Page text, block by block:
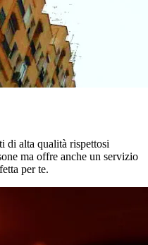
di alta qualità rispettosi
ma offre anche un servizio
per te.